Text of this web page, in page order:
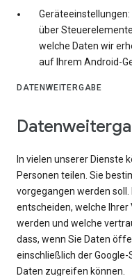
über
welche Daten wir
auf Ihrem Android-
DATENWEITERGABE
In vielen unserer Dienste
Personen teilen. Sie
vorgegangen werden
entscheiden, welche
werden und welche
dass, wenn Sie Daten
einschließlich der
Daten zugreifen können.